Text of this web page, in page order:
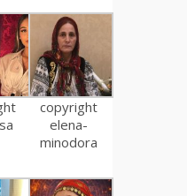
copyright
elena-
minodora